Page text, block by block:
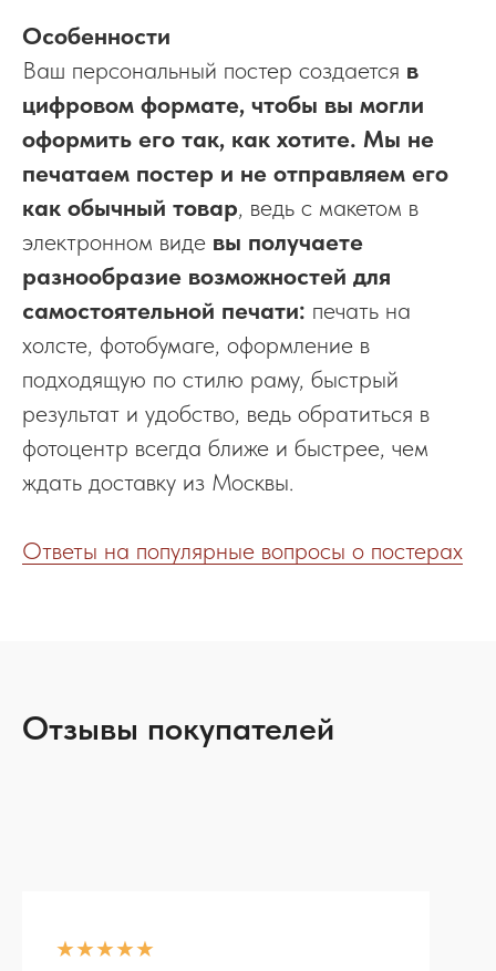
Особенности
Ваш персональный постер создается в
цифровом формате, чтобы вы могли
оформить его так, как хотите. Мы не
печатаем постер и не отправляем его
как обычный товар, ведь с макетом в
электронном виде вы получаете
разнообразие возможностей для
самостоятельной печати: печать на
холсте, фотобумаге, оформление в
подходящую по стилю раму, быстрый
результат и удобство, ведь обратиться в
фотоцентр всегда ближе и быстрее, чем
ждать доставку из Москвы.
Ответы на популярные вопросы о постерах
Отзывы покупателей
★★★★★